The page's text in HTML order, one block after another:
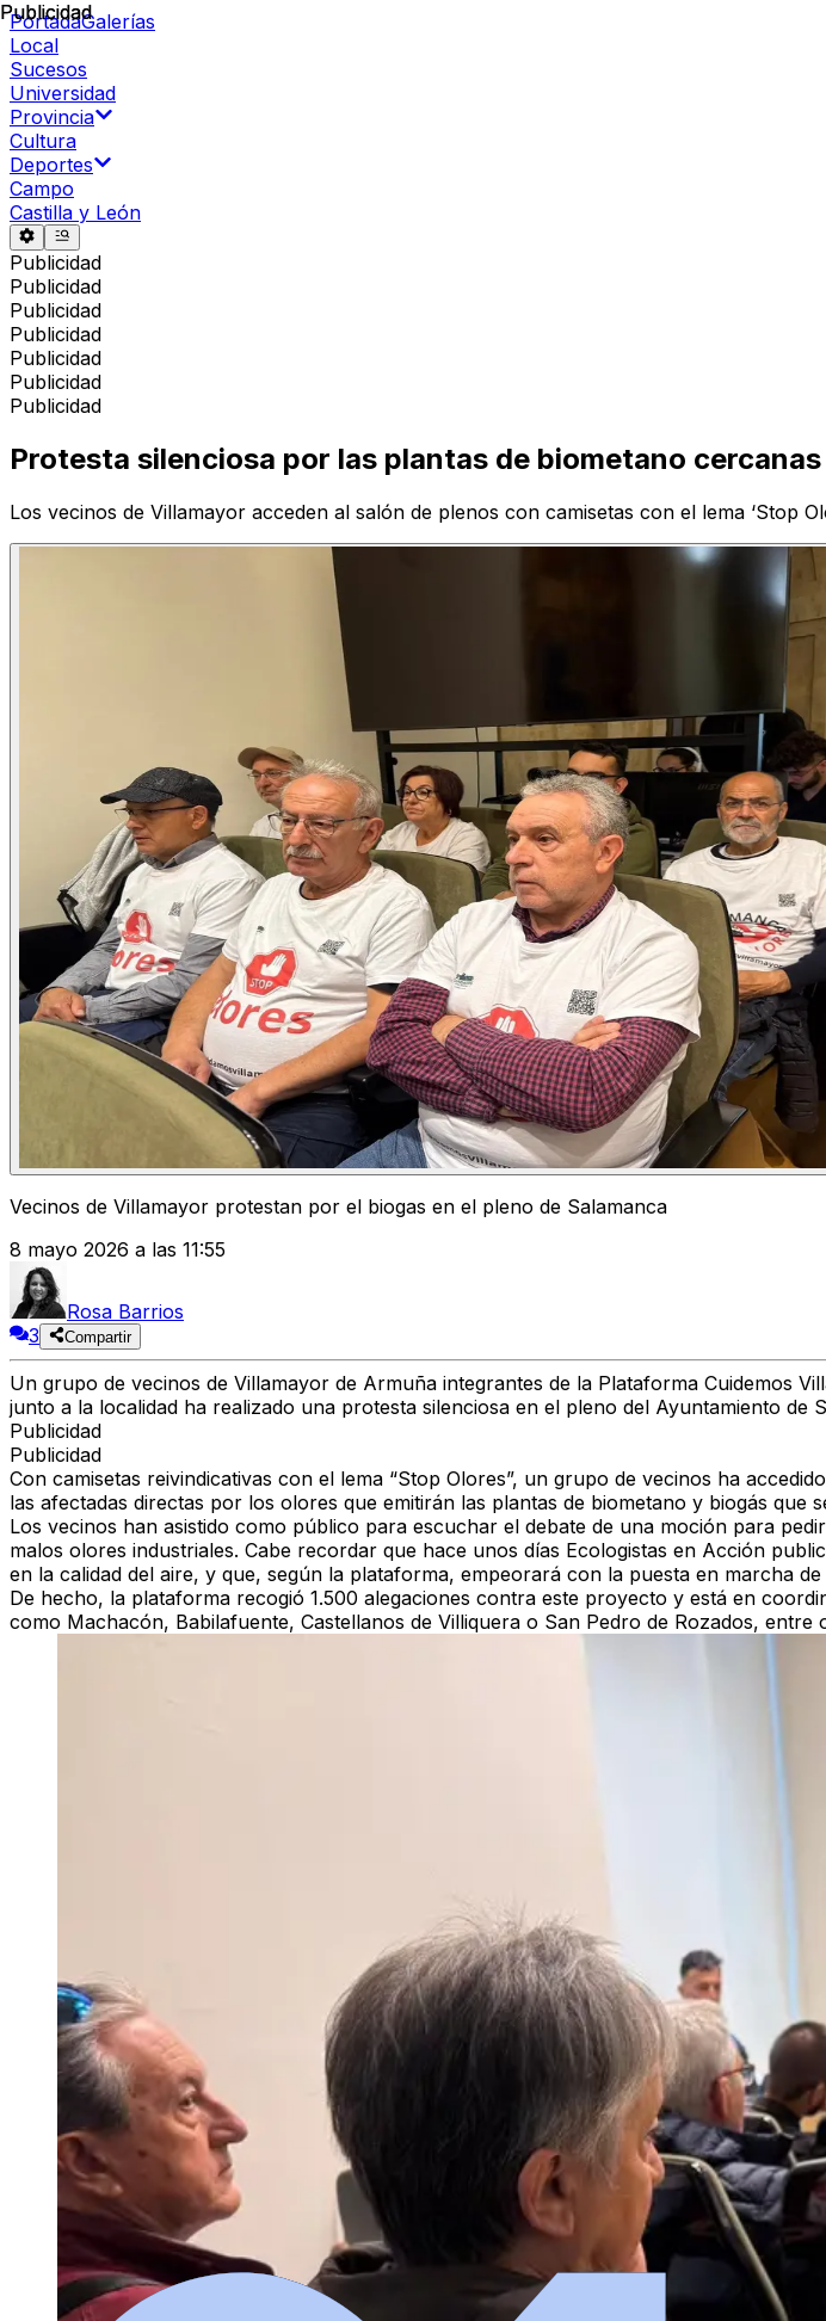
PortadaGalerías
Local
Sucesos
Universidad
Provincia
Cultura
Deportes
Campo
Castilla y León
Publicidad
Publicidad
Publicidad
Publicidad
Publicidad
Publicidad
Publicidad
Publicidad
Protesta silenciosa por las plantas de biometano
Los vecinos de Villamayor acceden al salón de plenos con camisetas con el lema ‘Stop
Vecinos de Villamayor protestan por el biogas en el pleno de Salamanca
8 mayo 2026 a las 11:55
Rosa Barrios
3
Compartir
Un grupo de vecinos de Villamayor de Armuña integrantes de la Plataforma Cuidemos
junto a la localidad ha realizado una protesta silenciosa en el pleno del Ayuntamiento de
Publicidad
Publicidad
Con camisetas reivindicativas con el lema “Stop Olores”, un grupo de vecinos ha
las afectadas directas por los olores que emitirán las plantas de biometano y biogás
Los vecinos han asistido como público para escuchar el debate de una moción para
malos olores industriales. Cabe recordar que hace unos días Ecologistas en Acción
en la calidad del aire, y que, según la plataforma, empeorará con la puesta en marcha
De hecho, la plataforma recogió 1.500 alegaciones contra este proyecto y está en
como Machacón, Babilafuente, Castellanos de Villiquera o San Pedro de Rozados, entre
Publicidad